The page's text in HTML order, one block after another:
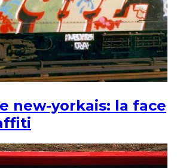
new-yorkais: la face